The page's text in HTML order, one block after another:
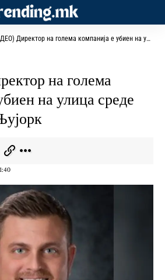
Директор на голема компанија е убиен на улица среде Менхетн во Њујорк
на голема
на улица среде